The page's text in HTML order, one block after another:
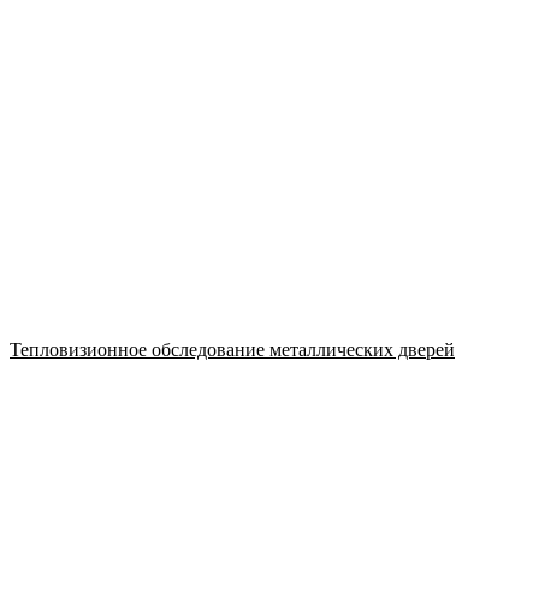
Тепловизионное обследование металлических дверей